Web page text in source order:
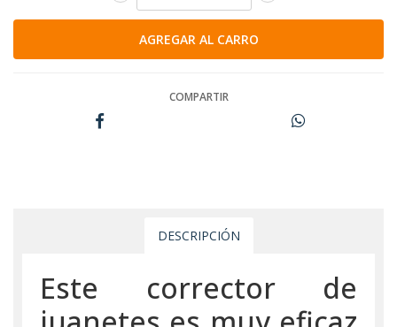
COMPARTIR
DESCRIPCIÓN
Este corrector de